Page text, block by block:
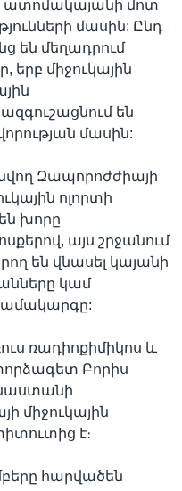
ատոմակայանի մոտ
մասին: Ընդ
են մեղադրում
երբ միջուկային
են
մասին:
Զապորոժժիայի
ոլորտի
խորը
այս շրջանում
են վնասել կայանի
կամ
ռուս ռադիոքիմիկոս և
Բորիս
միջուկային
է։
հարվածեն